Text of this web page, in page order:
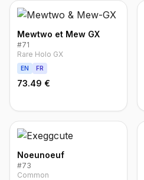
Mewtwo et Mew GX
#71
Rare Holo GX
EN FR
73.49 €
Noeunoeuf
#73
Common